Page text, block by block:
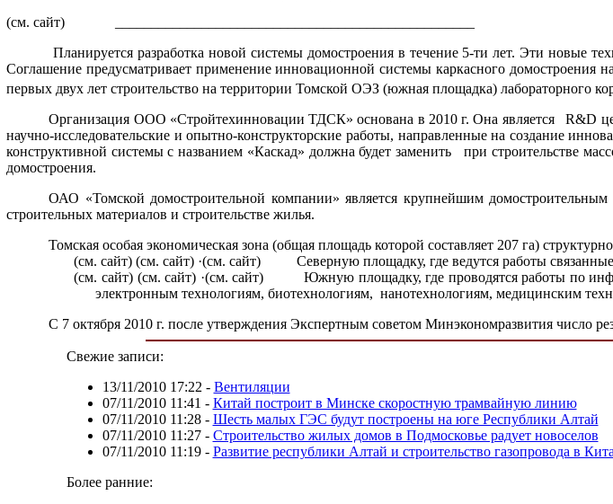
(см. сайт) __________________________________________________
Планируется разработка новой системы домостроения в течение 5-ти лет. Эти новые
Соглашение предусматривает применение инновационной системы каркасного
первых двух лет строительство на территории Томской ОЭЗ (южная площадка) лабораторного
Организация ООО «Стройтехинновации ТДСК» основана в 2010 г. Она является
R&D
научно-исследовательские и опытно-конструкторские работы, направленные на создание
конструктивной системы с названием «Каскад» должна будет заменить при строительстве
домостроения.
ОАО «Томской домостроительной компании» является крупнейшим домостроительным
строительных материалов и строительстве жилья.
Томская особая экономическая зона (общая площадь которой составляет 207 га)
(см. сайт)(см. сайт) ·(см. сайт)Северную площадку, где ведутся работы
(см. сайт) (см. сайт) ·(см. сайт)Южную площадку, где проводятся работы по
электронным технологиям, биотехнологиям, нанотехнологиям, медицинским
С 7 октября 2010 г. после утверждения Экспертным советом Минэкономразвития число
Свежие записи:
13/11/2010 17:22 - Вентиляции
07/11/2010 11:41 - Китай построит в Минске скоростную трамвайную линию
07/11/2010 11:28- Шесть малых ГЭС будут построены на юге Республики Алтай
07/11/2010 11:27- Строительство жилых домов в Подмосковье радует новоселов
07/11/2010 11:19- Развитие республики Алтай и строительство газопровода в
Более ранние: